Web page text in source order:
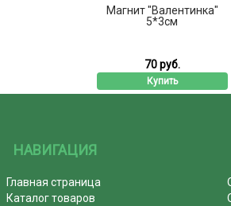
Магнит "Валентинка"
5*3см
70 руб.
Купить
НАВИГАЦИЯ
Главная страница
Каталог товаров